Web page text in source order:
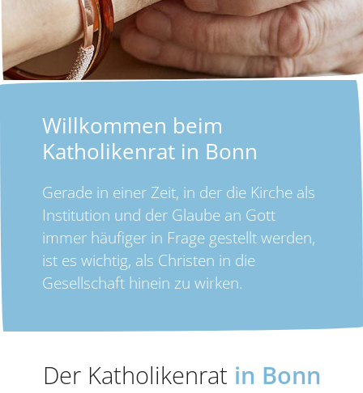
Willkommen beim
Katholikenrat in Bonn
Gerade in einer Zeit, in der die Kirche als
Institution und der Glaube an Gott
immer häufiger in Frage gestellt werden,
ist es wichtig, als Christen in die
Gesellschaft hinein zu wirken.
Der Katholikenrat in Bonn